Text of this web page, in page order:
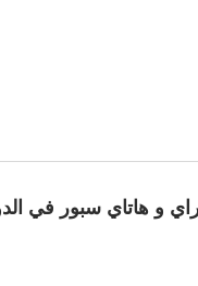
و هاتاي سبور في